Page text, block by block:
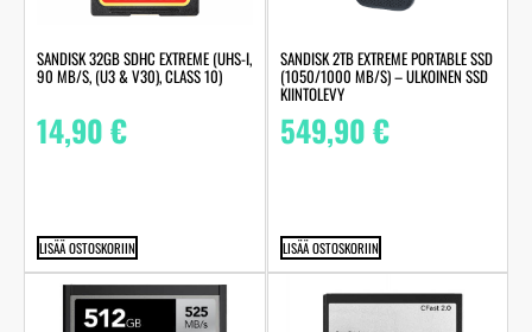
SANDISK 32GB SDHC EXTREME (UHS-I,
90 MB/S, (U3 & V30), CLASS 10)
14,90€
LISÄÄ OSTOSKORIIN
SANDISK 2TB EXTREME PORTABLE SSD
(1050/1000 MB/S) – ULKOINEN SSD
KIINTOLEVY
549,90€
LISÄÄ OSTOSKORIIN